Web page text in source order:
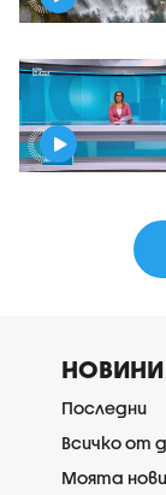
НОВИНИ
Последни
Всичко от
Моята